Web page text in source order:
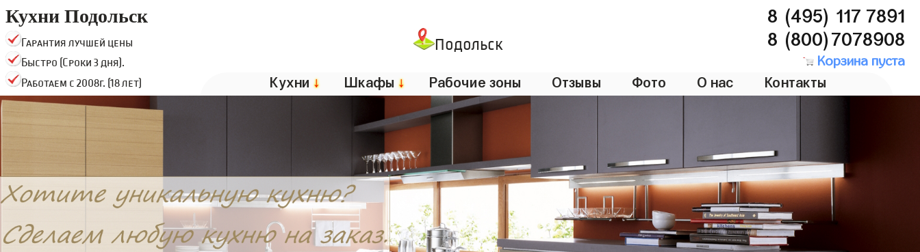
Кухни Подольск
Гарантия лучшей цены
Быстро (Сроки 3 дня).
Работаем с 2008г. (18 лет)
Подольск
8 (495) 117 7891
8 (800)7078908
Корзина пуста
Кухни ↓ Шкафы ↓ Рабочие зоны Отзывы Фото О нас Контакты